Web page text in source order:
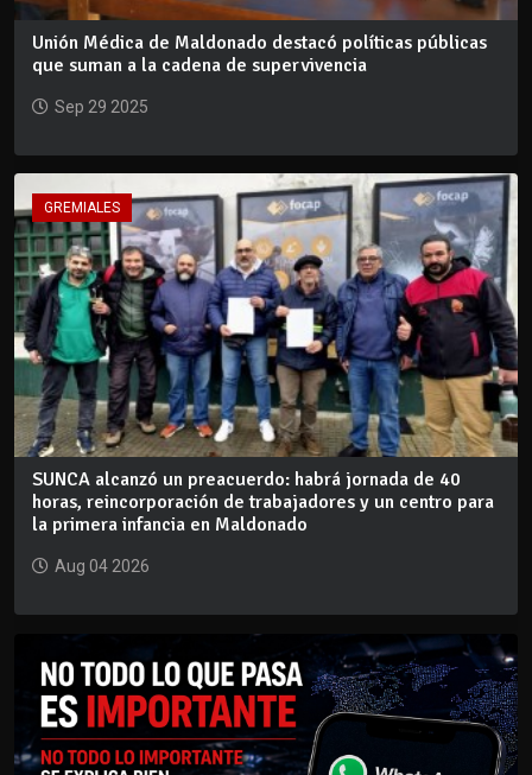
Unión Médica de Maldonado destacó políticas públicas
que suman a la cadena de supervivencia
Sep 29 2025
GREMIALES
SUNCA alcanzó un preacuerdo: habrá jornada de 40
horas, reincorporación de trabajadores y un centro para
la primera infancia en Maldonado
Aug 04 2026